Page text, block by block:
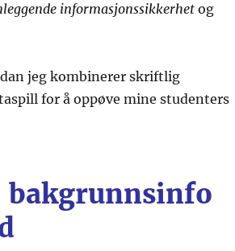
informasjonssikkerhetog
jeg kombinerer skriftlig
for å oppøve mine studenters
bakgrunnsinfo